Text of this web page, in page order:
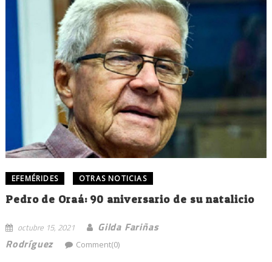
EFEMÉRIDES OTRAS NOTICIAS
Pedro de Oraá: 90 aniversario de su natalicio
octubre 15, 2021
Gilda Fariñas
Rodríguez
Comment(0)